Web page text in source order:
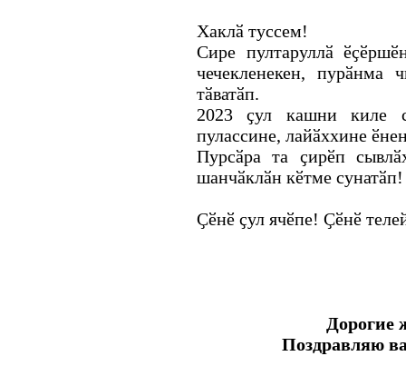
Хаклӑ туссем!
Сире пултаруллӑ
чечекленекен, пурӑнма
тӑватӑп.
2023 ҫул кашни киле
пулассине, лайӑххине
Пурсӑра та ҫирӗп
шанчӑклӑн кӗтме сунатӑп!
Ҫӗнӗ ҫул ячӗпе! Ҫӗнӗ
Дорогие
Поздравляю